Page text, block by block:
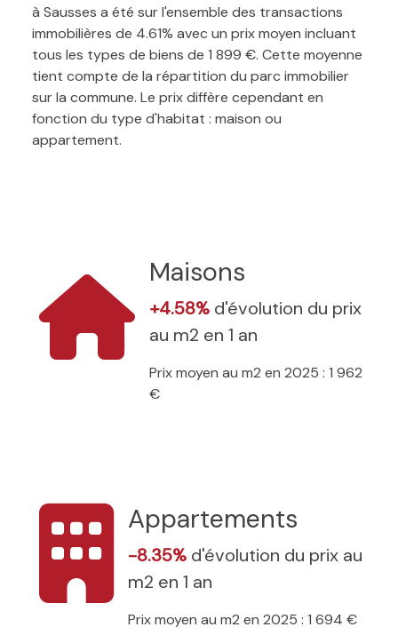
à Sausses a été sur l'ensemble des transactions
immobilières de 4.61% avec un prix moyen incluant
tous les types de biens de 1 899 €. Cette moyenne
tient compte de la répartition du parc immobilier
sur la commune. Le prix diffère cependant en
fonction du type d'habitat : maison ou
appartement.
Maisons
+4.58% d'évolution du prix
au m2 en 1 an
Prix moyen au m2 en 2025 : 1 962
€
Appartements
-8.35% d'évolution du prix au
m2 en 1 an
Prix moyen au m2 en 2025 : 1 694 €